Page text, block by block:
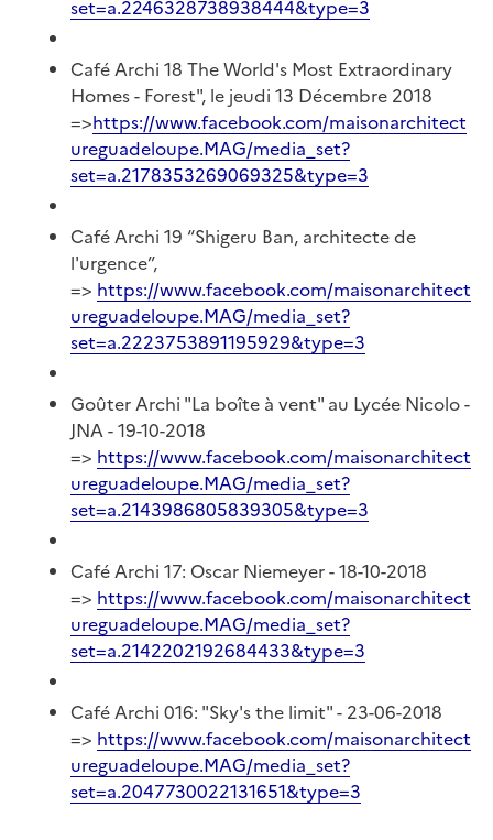
set=a.2246328738938444&type=3
Café Archi 18 The World's Most Extraordinary
Homes - Forest", le jeudi 13 Décembre 2018
=>https://www.facebook.com/maisonarchitect
ureguadeloupe.MAG/media_set?
set=a.2178353269069325&type=3
Café Archi 19 “Shigeru Ban, architecte de
l'urgence”,
=> https://www.facebook.com/maisonarchitect
ureguadeloupe.MAG/media_set?
set=a.2223753891195929&type=3
Goûter Archi "La boîte à vent" au Lycée Nicolo -
JNA - 19-10-2018
=> https://www.facebook.com/maisonarchitect
ureguadeloupe.MAG/media_set?
set=a.2143986805839305&type=3
Café Archi 17: Oscar Niemeyer - 18-10-2018
=> https://www.facebook.com/maisonarchitect
ureguadeloupe.MAG/media_set?
set=a.2142202192684433&type=3
Café Archi 016: "Sky's the limit" - 23-06-2018
=> https://www.facebook.com/maisonarchitect
ureguadeloupe.MAG/media_set?
set=a.2047730022131651&type=3